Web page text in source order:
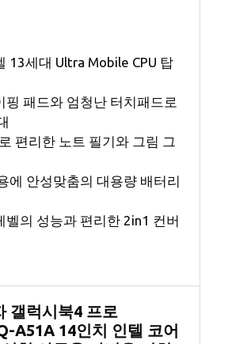
13세대 Ultra Mobile CPU 탑
핑 패드와 엄청난 터치패드로
편리한 노트 필기와 그림 그
에 안성맞춤의 대용량 배터리
벨의 성능과 편리한 2in1 컨버
갤럭시북4 프로
A51A 14인치 인텔 코어